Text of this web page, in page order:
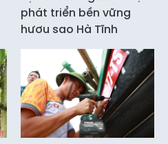
phát triển bền vững
hươu sao Hà Tĩnh